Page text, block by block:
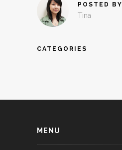
POSTED BY
Tina
CATEGORIES
MENU